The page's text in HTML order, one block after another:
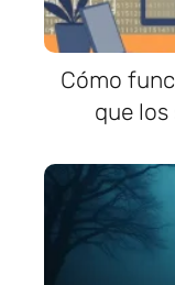
Cómo
que